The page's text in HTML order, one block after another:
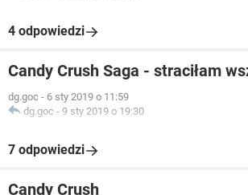
4 odpowiedzi
Candy Crush Saga - straciłam
dg.goc - 6 sty 2019 o 11:59
dg.goc - 9 sty 2019 o 19:30
7 odpowiedzi
Candy Crush